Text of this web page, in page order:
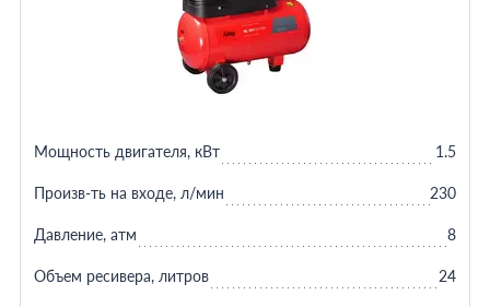
Мощность двигателя, кВт 1.5
Произв-ть на входе, л/мин 230
Давление, атм 8
Объем ресивера, литров 24